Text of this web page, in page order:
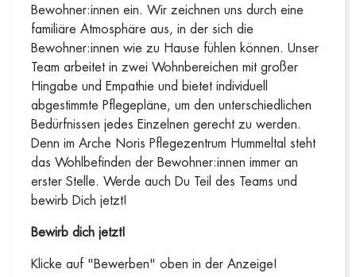
Bewohner:innen ein. Wir zeichnen uns durch eine
familiäre Atmosphäre aus, in der sich die
Bewohner:innen wie zu Hause fühlen können. Unser
Team arbeitet in zwei Wohnbereichen mit großer
Hingabe und Empathie und bietet individuell
abgestimmte Pflegepläne, um den unterschiedlichen
Bedürfnissen jedes Einzelnen gerecht zu werden.
Denn im Arche Noris Pflegezentrum Hummeltal steht
das Wohlbefinden der Bewohner:innen immer an
erster Stelle. Werde auch Du Teil des Teams und
bewirb Dich jetzt!
Bewirb dich jetzt!
Klicke auf "Bewerben" oben in der Anzeige!